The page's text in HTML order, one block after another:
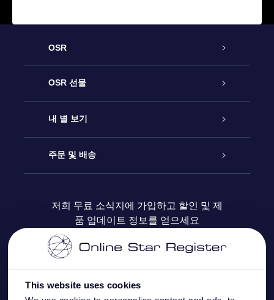
This website uses cookies
OSR
고객 서비스
연락처
블로그
OSR 선물
온라인 별 선물
OSR 선물 팩
OSR 상품권
기업 선물
내 별 보기
Star Register
맞춤 별 페이지
One Million Stars
주문 및 배송
결제 정보
배송 정보
환불 정책
저희 무료 소식지에 가입하고 할인 및 제
품 업데이트 정보를 얻으세요